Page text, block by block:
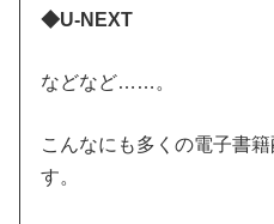
◆U-NEXT
などなど……。
こんなにも多くの電子書
す。